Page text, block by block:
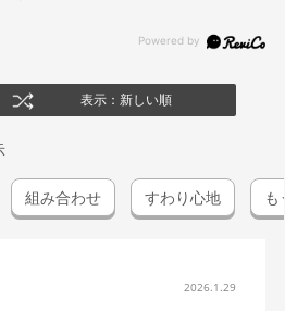
表示：新しい順
組み合わせ すわり心地 も
2026.1.29